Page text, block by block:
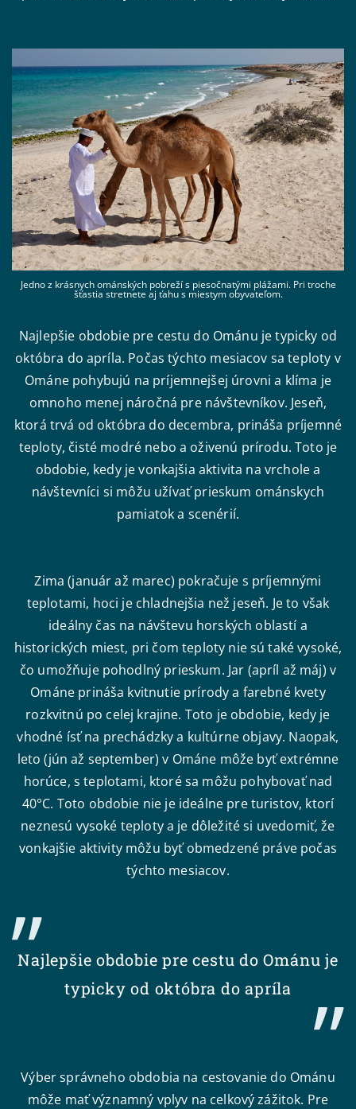
Jedno z krásnych ománských pobreží s piesočnatými plážami. Pri troche
šťastia stretnete aj ťahu s miestym obyvateľom.
Najlepšie obdobie pre cestu do Ománu je typicky od
októbra do apríla. Počas týchto mesiacov sa teploty v
Ománe pohybujú na príjemnejšej úrovni a klíma je
omnoho menej náročná pre návštevníkov. Jeseň,
ktorá trvá od októbra do decembra, prináša príjemné
teploty, čisté modré nebo a oživenú prírodu. Toto je
obdobie, kedy je vonkajšia aktivita na vrchole a
návštevníci si môžu užívať prieskum ománskych
pamiatok a scenérií.
Zima (január až marec) pokračuje s príjemnými
teplotami, hoci je chladnejšia než jeseň. Je to však
ideálny čas na návštevu horských oblastí a
historických miest, pri čom teploty nie sú také vysoké,
čo umožňuje pohodlný prieskum. Jar (apríl až máj) v
Ománe prináša kvitnutie prírody a farebné kvety
rozkvitnú po celej krajine. Toto je obdobie, kedy je
vhodné ísť na prechádzky a kultúrne objavy. Naopak,
leto (jún až september) v Ománe môže byť extrémne
horúce, s teplotami, ktoré sa môžu pohybovať nad
40°C. Toto obdobie nie je ideálne pre turistov, ktorí
neznesú vysoké teploty a je dôležité si uvedomiť, že
vonkajšie aktivity môžu byť obmedzené práve počas
týchto mesiacov.
Najlepšie obdobie pre cestu do Ománu je
typicky od októbra do apríla
Výber správneho obdobia na cestovanie do Ománu
môže mať významný vplyv na celkový zážitok. Pre